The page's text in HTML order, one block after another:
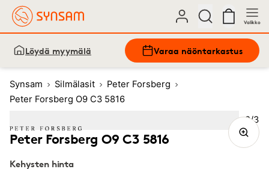
Valikko
Löydä myymälä Varaa näöntarkastus
Synsam Silmälasit
Peter Forsberg
Peter Forsberg O9 C3 5816
Peter Forsberg O9 C3 5816
Kehysten hinta
Kuva
2/3
Image1 3